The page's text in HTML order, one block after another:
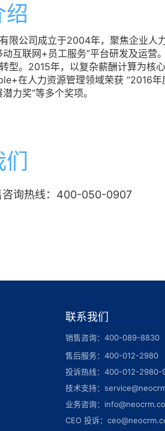
绍
限公司成立于2004年，聚焦企业人
动互联网+员工服务”平台研发及运
型。2015年，以复杂薪酬计算为
在人力资源管理领域荣获 “2016
力奖”等多个奖项。
咨询热线：400-050-0907
联系我们
销售咨询：400-089-8830
售后服务：400-012-2980
投诉热线：400-012-2980-
技术支持：
业务咨询：
CEO 投诉：